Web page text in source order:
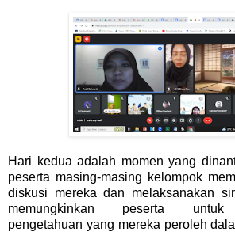
Hari kedua adalah momen yang
peserta masing-masing kelompok
diskusi mereka dan melaksanakan
memungkinkan peserta untuk
pengetahuan yang mereka peroleh